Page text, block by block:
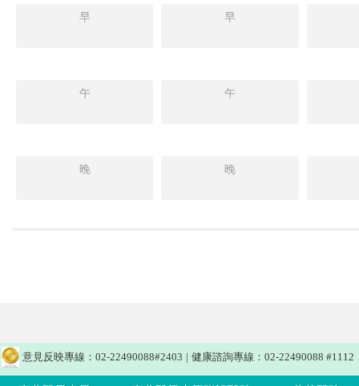
早 早
午 午
晚 晚
意見反映專線：02-22490088#2403 | 健康諮詢專線：02-22490088 #1112